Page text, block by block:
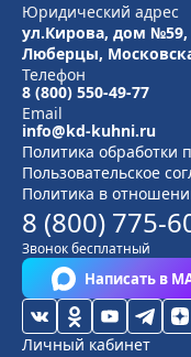
Юридический адрес
ул.Кирова, дом №59,
Люберцы,
Телефон
8 (800) 550-49-77
Email
info@kd-kuhni.ru
Политика обработки
Пользовательское
Политика в
8 (800) 775-
Звонок бесплатный
Написать в
Личный кабинет